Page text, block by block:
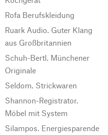
Rofa Berufskleidung
Ruark Audio. Guter Klang
aus Großbritannien
Schuh-Bertl. Münchener
Originale
Seldom. Strickwaren
Shannon-Registrator.
Möbel mit System
Silampos. Energiesparende